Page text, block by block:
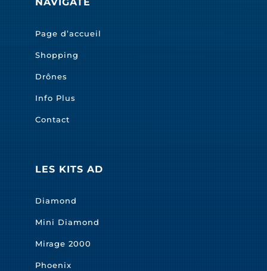
Page d’accueil
Shopping
Drônes
Info Plus
Contact
LES KITS AD
Diamond
Mini Diamond
Mirage 2000
Phoenix